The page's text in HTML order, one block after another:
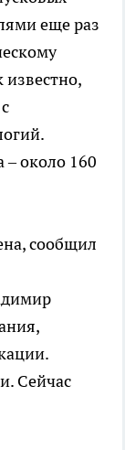
еще раз
– около 160
сообщил
Сейчас